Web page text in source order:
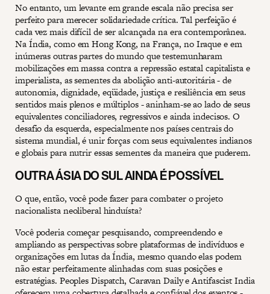
No entanto, um levante em grande escala não precisa ser
perfeito para merecer solidariedade crítica. Tal perfeição é
cada vez mais difícil de ser alcançada na era contemporânea.
Na Índia, como em Hong Kong, na França, no Iraque e em
inúmeras outras partes do mundo que testemunharam
mobilizações em massa contra a repressão estatal capitalista e
imperialista, as sementes da abolição anti-autoritária - de
autonomia, dignidade, eqüidade, justiça e resiliência em seus
sentidos mais plenos e múltiplos - aninham-se ao lado de seus
equivalentes conciliadores, regressivos e ainda indecisos. O
desafio da esquerda, especialmente nos países centrais do
sistema mundial, é unir forças com seus equivalentes indianos
e globais para nutrir essas sementes da maneira que puderem.
OUTRA ÁSIA DO SUL AINDA É POSSÍVEL
O que, então, você pode fazer para combater o projeto
nacionalista neoliberal hinduísta?
Você poderia começar pesquisando, compreendendo e
ampliando as perspectivas sobre plataformas de indivíduos e
organizações em lutas da Índia, mesmo quando elas podem
não estar perfeitamente alinhadas com suas posições e
estratégias. Peoples Dispatch, Caravan Daily e Antifascist India